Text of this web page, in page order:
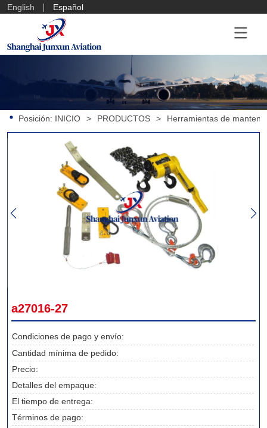
English Español
Posición: INICIO > PRODUCTOS > Herramientas de
a27016-27
Condiciones de pago y envío:
Cantidad mínima de pedido:
Precio:
Detalles del empaque:
El tiempo de entrega:
Términos de pago: